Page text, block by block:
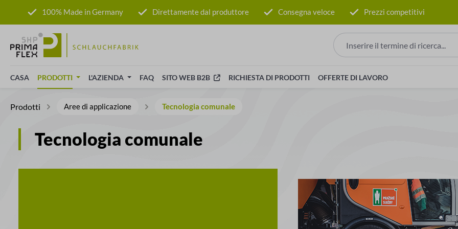
al contenuto principale
Salta alla ricerca
Passa alla navigazione principale
100% Made in Germany Direttamente dal produttore Consegna veloce Prezzi competitivi
CASA PRODOTTI L'AZIENDA FAQ SITO WEB B2B RICHIESTA DI PRODOTTI OFFERTE DI LAVORO
Prodotti Aree di applicazione Tecnologia comunale
Tecnologia comunale